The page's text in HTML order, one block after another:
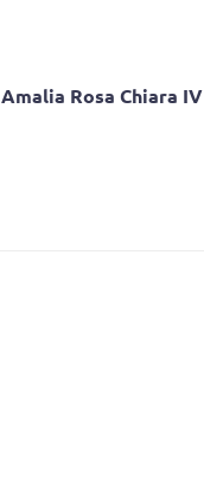
Amalia Rosa Chiara IV